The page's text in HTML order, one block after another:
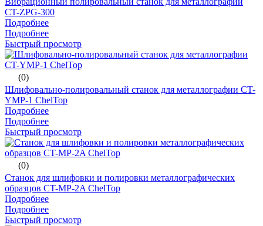
CT-ZPG-300
Подробнее
Подробнее
Быстрый просмотр
(0)
Шлифовально-полировальный станок для металлографии CT-
YMP-1 ChelTop
Подробнее
Подробнее
Быстрый просмотр
(0)
Станок для шлифовки и полировки металлографических
образцов CT-MP-2A ChelTop
Подробнее
Подробнее
Быстрый просмотр